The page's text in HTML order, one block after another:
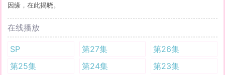
Fate/Grand Order -MOONLIGHT/LOSTROOM
因缘，在此揭晓。
在线播放
SP 第27集
第26集
第25集
第24集
第23集